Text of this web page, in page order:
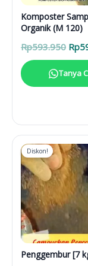
Komposter
Organik (M 120)
Rp593.950 Rp
Tanya
Diskon!
Penggembur [7